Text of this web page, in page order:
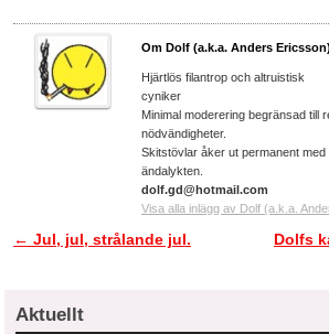
Om Dolf (a.k.a. Anders Ericsson)
Hjärtlös filantrop och altruistisk
Minimal moderering begränsad till
Skitstövlar åker ut permanent
ändalykten.
dolf.gd@hotmail.com
Visa alla inlägg av Dolf (a.k.a.
Inläggsnavigering
← Jul, jul, strålande jul. Dolfs
Aktuellt